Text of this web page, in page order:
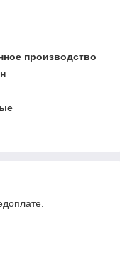
производство